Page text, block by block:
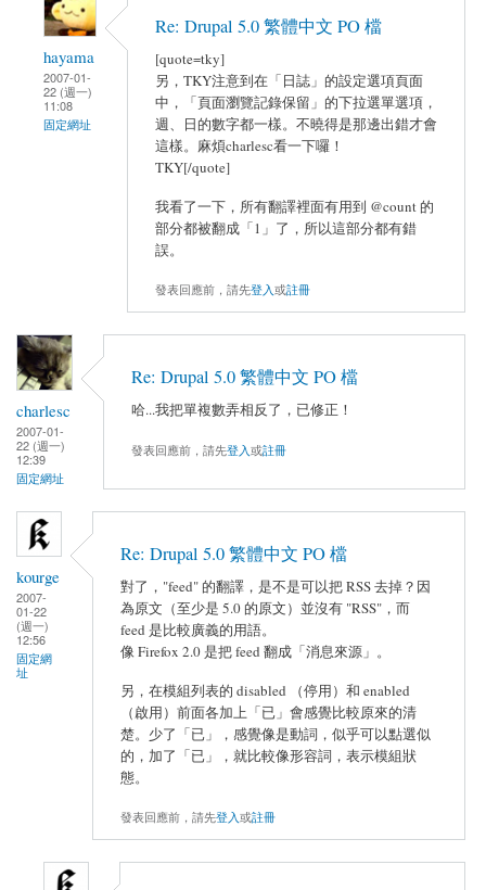
hayama
2007-01-
22 (週一)
11:08
固定網址
Re: Drupal 5.0 繁體中文 PO 檔
[quote=tky]
另，TKY注意到在「日誌」的設定選項頁面
中，「頁面瀏覽記錄保留」的下拉選單選項，
週、日的數字都一樣。不曉得是那邊出錯才會
這樣。麻煩charlesc看一下囉！
TKY[/quote]
我看了一下，所有翻譯裡面有用到 @count 的
部分都被翻成「1」了，所以這部分都有錯
誤。
發表回應前，請先登入或註冊
charlesc
2007-01-
22 (週一)
12:39
固定網址
Re: Drupal 5.0 繁體中文 PO 檔
哈...我把單複數弄相反了，已修正！
發表回應前，請先登入或註冊
kourge
2007-
01-22
(週一)
12:56
固定網
址
Re: Drupal 5.0 繁體中文 PO 檔
對了，"feed" 的翻譯，是不是可以把 RSS 去掉？因
為原文（至少是 5.0 的原文）並沒有 "RSS"，而
feed 是比較廣義的用語。
像 Firefox 2.0 是把 feed 翻成「消息來源」。
另，在模組列表的 disabled （停用）和 enabled
（啟用）前面各加上「已」會感覺比較原來的清
楚。少了「已」，感覺像是動詞，似乎可以點選似
的，加了「已」，就比較像形容詞，表示模組狀
態。
發表回應前，請先登入或註冊